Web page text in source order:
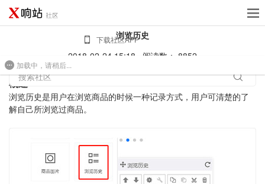
下载社区APP
搜索社区
浏览历史
2018-02-24 15:18
阅读数： 8852
概述
浏览历史是用户在浏览商品的时候一种记录方式，用户可清楚的了
解自己所浏览过商品。
加载中，请稍后...